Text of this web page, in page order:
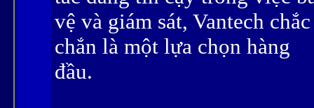
vệ và giám sát, Vantech chắc
chắn là một lựa chọn hàng
đầu.